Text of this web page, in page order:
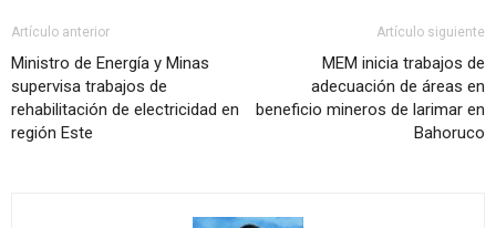
Artículo anterior
Ministro de Energía y Minas
supervisa trabajos de
rehabilitación de electricidad en
región Este
Artículo siguiente
MEM inicia trabajos de
adecuación de áreas en
beneficio mineros de larimar en
Bahoruco